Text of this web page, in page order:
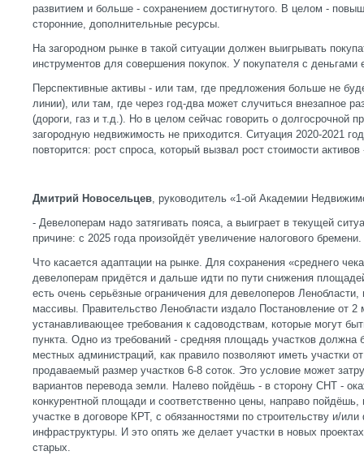
развитием и больше - сохранением достигнутого. В целом -
сторонние, дополнительные ресурсы.
На загородном рынке в такой ситуации должен выигрывать
инструментов для совершения покупок. У покупателя с деньгами
Перспективные активы - или там, где предложения больше не
линии), или там, где через год-два может случиться внезапное
(дороги, газ и т.д.). Но в целом сейчас говорить о долгосрочной
загородную недвижимость не приходится. Ситуация 2020-2021
повторится: рост спроса, который вызвал рост стоимости
Дмитрий Новосельцев, руководитель «1-ой Академии
- Девелоперам надо затягивать пояса, а выиграет в текущей
причине: с 2025 года произойдёт увеличение налогового
Что касается адаптации на рынке. Для сохранения «среднего
девелоперам придётся и дальше идти по пути снижения
есть очень серьёзные ограничения для девелоперов
массивы. Правительство Ленобласти издало Постановление от
устанавливающее требования к садоводствам, которые могут
пункта. Одно из требований - средняя площадь участков
местных администраций, как правило позволяют иметь участки
продаваемый размер участков 6-8 соток. Это условие может
вариантов перевода земли. Налево пойдёшь - в сторону СНТ -
конкурентной площади и соответственно цены, направо
участке в договоре КРТ, с обязанностями по строительству и/
инфраструктуры. И это опять же делает участки в новых
старых.